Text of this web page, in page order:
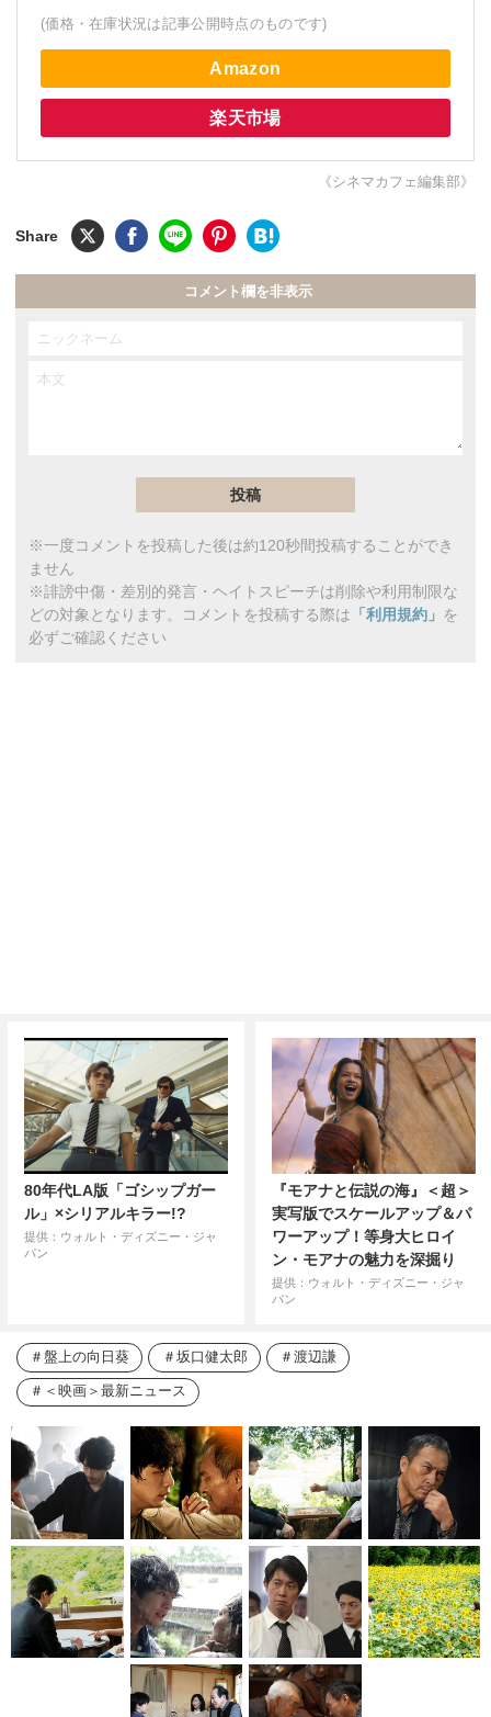
(価格・在庫状況は記事公開時点のものです)
Amazon
楽天市場
《シネマカフェ編集部》
コメント欄を非表示
※一度コメントを投稿した後は約120秒間投稿することができ
ません
※誹謗中傷・差別的発言・ヘイトスピーチは削除や利用制限な
どの対象となります。コメントを投稿する際は 「利用規約」 を
必ずご確認ください
80年代LA版「ゴシップガー
ル」×シリアルキラー!?
提供：ウォルト・ディズニー・ジャ
パン
『モアナと伝説の海』＜超＞
実写版でスケールアップ＆パ
ワーアップ！等身大ヒロイ
ン・モアナの魅力を深掘り
提供：ウォルト・ディズニー・ジャ
パン
盤上の向日葵 坂口健太郎 渡辺謙
＜映画＞最新ニュース